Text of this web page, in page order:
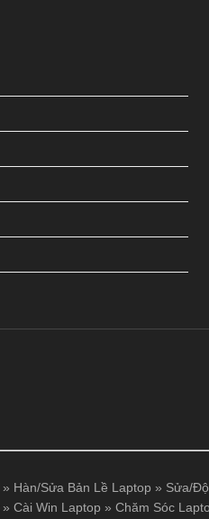
» Hàn/Sửa Bản Lề Laptop » Sửa/
» Cài Win Laptop » Chăm Sóc